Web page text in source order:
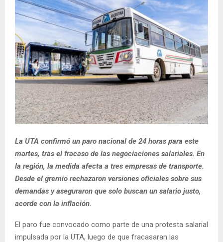
La UTA confirmó un paro nacional de 24 horas para este
martes, tras el fracaso de las negociaciones salariales. En
la región, la medida afecta a tres empresas de transporte.
Desde el gremio rechazaron versiones oficiales sobre sus
demandas y aseguraron que solo buscan un salario justo,
acorde con la inflación.
El paro fue convocado como parte de una protesta salarial
impulsada por la UTA, luego de que fracasaran las